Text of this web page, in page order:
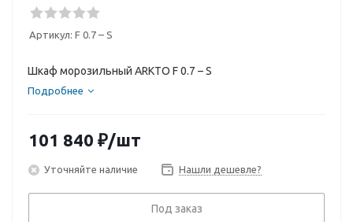
Артикул: F 0.7 – S
Шкаф морозильный ARKTO F 0.7 – S
Подробнее
101 840 ₽/шт
Уточняйте наличие Нашли дешевле?
Под заказ